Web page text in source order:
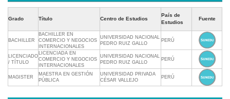
Grado Título Centro de Estudios
País de
Estudios
Fuente
BACHILLER
BACHILLER EN
COMERCIO Y NEGOCIOS
INTERNACIONALES
UNIVERSIDAD NACIONAL
PEDRO RUIZ GALLO
PERÚ
LICENCIADO
/ TÍTULO
LICENCIADA EN
COMERCIO Y NEGOCIOS
INTERNACIONALES
UNIVERSIDAD NACIONAL
PEDRO RUIZ GALLO
PERÚ
MAGISTER
MAESTRA EN GESTIÓN
PÚBLICA
UNIVERSIDAD PRIVADA
CÉSAR VALLEJO
PERÚ